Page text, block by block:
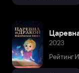
2023
Рейтинг